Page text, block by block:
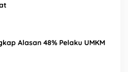
Alasan 48% Pelaku UMKM